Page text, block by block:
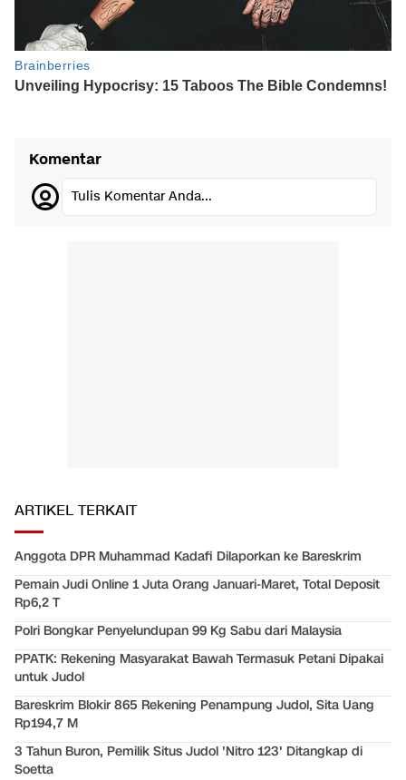
Komentar
Tulis Komentar Anda...
ARTIKEL TERKAIT
Anggota DPR Muhammad Kadafi Dilaporkan ke Bareskrim
Pemain Judi Online 1 Juta Orang Januari-Maret, Total Deposit
Rp6,2 T
Polri Bongkar Penyelundupan 99 Kg Sabu dari Malaysia
PPATK: Rekening Masyarakat Bawah Termasuk Petani Dipakai
untuk Judol
Bareskrim Blokir 865 Rekening Penampung Judol, Sita Uang
Rp194,7 M
3 Tahun Buron, Pemilik Situs Judol 'Nitro 123' Ditangkap di
Soetta